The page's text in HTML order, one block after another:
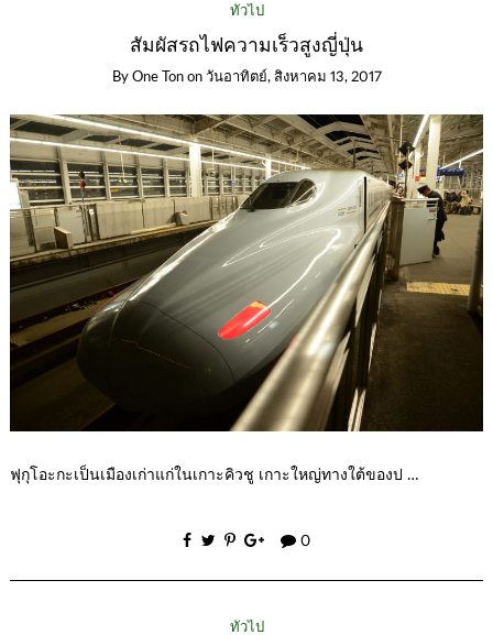
ทั่วไป
สัมผัสรถไฟความเร็วสูงญี่ปุ่น
By One Ton on วันอาทิตย์, สิงหาคม 13, 2017
ฟุกุโอะกะเป็นเมืองเก่าแก่ในเกาะคิวชู เกาะใหญ่ทางใต้ของป …
0
ทั่วไป